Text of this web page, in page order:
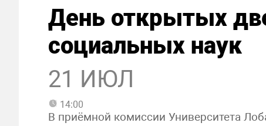
День открытых
социальных наук
21 ИЮЛ
14:00
В приёмной комиссии Университета